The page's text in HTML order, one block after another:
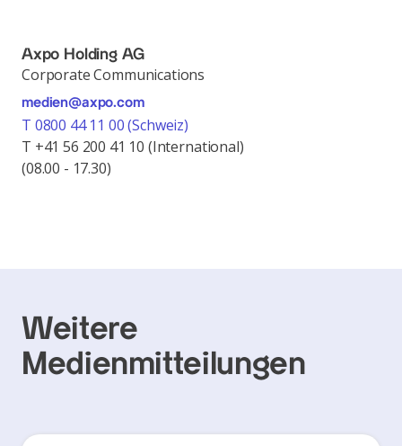
Axpo Holding AG
Corporate Communications
medien@axpo.com
T 0800 44 11 00 (Schweiz)
T +41 56 200 41 10 (International)
(08.00 - 17.30)
Weitere
Medienmitteilungen